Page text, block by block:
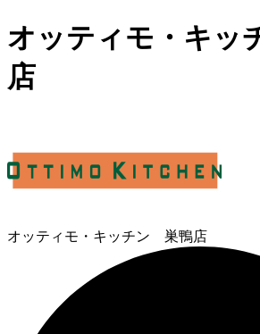
オッティモ・キ
店
オッティモ・キッチン 巣鴨店